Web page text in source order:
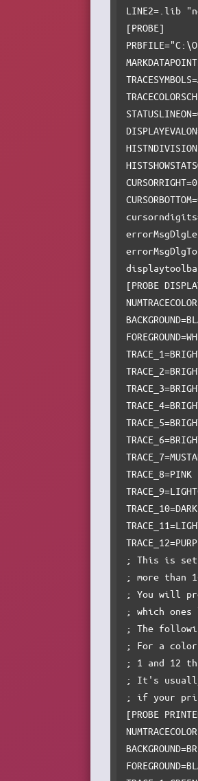
LINE2=.lib
[PROBE]
CURSORRIGHT=0
[PROBE
TRACE_8=PINK
; This is set
; more than
; You will
; which ones
; The
; For a color
; 1 and 12
; It's
; if your
[PROBE